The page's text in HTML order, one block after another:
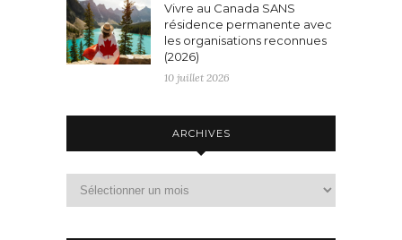
Vivre au Canada SANS
résidence permanente avec
les organisations reconnues
(2026)
10 juillet 2026
ARCHIVES